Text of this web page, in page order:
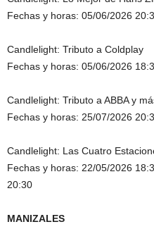
Fechas y horas: 05/06/2026
Candlelight: Tributo a Coldplay
Fechas y horas: 05/06/2026
Candlelight: Tributo a ABBA y
Fechas y horas: 25/07/2026
Candlelight: Las Cuatro
Fechas y horas: 22/05/2026
20:30
MANIZALES